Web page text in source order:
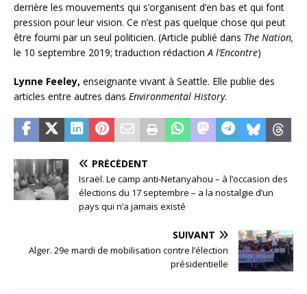
derrière les mouvements qui s’organisent d’en bas et qui font
pression pour leur vision. Ce n’est pas quelque chose qui peut
être fourni par un seul politicien. (Article publié dans The Nation,
le 10 septembre 2019; traduction rédactionA l’Encontre)
Lynne Feeley, enseignante vivant à Seattle. Elle publie des
articles entre autres dans Environmental History.
PRÉCÉDENT
Israël. Le camp anti-Netanyahou – à l’occasion des
élections du 17 septembre – a la nostalgie d’un
pays qui n’a jamais existé
SUIVANT
Alger. 29e mardi de mobilisation contre l’élection
présidentielle